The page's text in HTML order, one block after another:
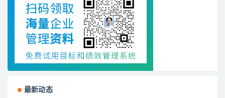
最新动态